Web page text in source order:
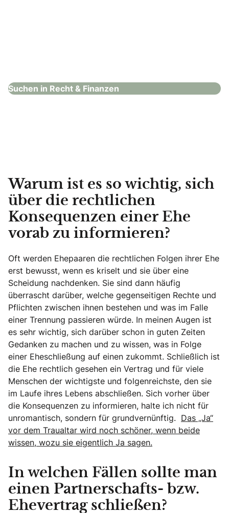
Suchen in Recht & Finanzen
Warum ist es so wichtig, sich
über die rechtlichen
Konsequenzen einer Ehe
vorab zu informieren?
Oft werden Ehepaaren die rechtlichen Folgen ihrer Ehe
erst bewusst, wenn es kriselt und sie über eine
Scheidung nachdenken. Sie sind dann häufig
überrascht darüber, welche gegenseitigen Rechte und
Pflichten zwischen ihnen bestehen und was im Falle
einer Trennung passieren würde. In meinen Augen ist
es sehr wichtig, sich darüber schon in guten Zeiten
Gedanken zu machen und zu wissen, was in Folge
einer Eheschließung auf einen zukommt. Schließlich ist
die Ehe rechtlich gesehen ein Vertrag und für viele
Menschen der wichtigste und folgenreichste, den sie
im Laufe ihres Lebens abschließen. Sich vorher über
die Konsequenzen zu informieren, halte ich nicht für
unromantisch, sondern für grundvernünftig. Das „Ja“
vor dem Traualtar wird noch schöner, wenn beide
wissen, wozu sie eigentlich Ja sagen.
In welchen Fällen sollte man
einen Partnerschafts- bzw.
Ehevertrag schließen?